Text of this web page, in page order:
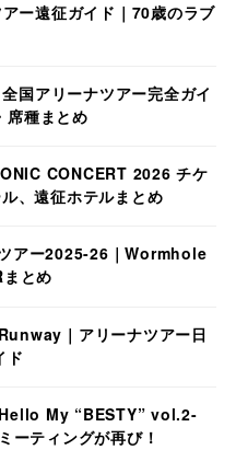
ー遠征ガイド｜70歳のラブ
国アリーナツアー完全ガイ
席種まとめ
CONCERT 2026 チケ
、遠征ホテルまとめ
アー2025-26｜Wormhole
とめ
｜アリーナツアー日
ド
My “BESTY” vol.2-
ーティングが再び！